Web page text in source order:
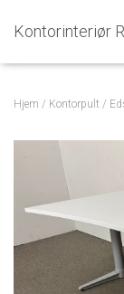
Kontorinteriør
Hjem / Kontorpult /